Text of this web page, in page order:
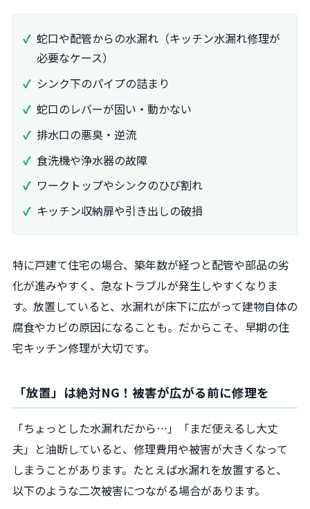
蛇口や配管からの水漏れ（キッチン水漏れ修理が
必要なケース）
シンク下のパイプの詰まり
蛇口のレバーが固い・動かない
排水口の悪臭・逆流
食洗機や浄水器の故障
ワークトップやシンクのひび割れ
キッチン収納扉や引き出しの破損
特に戸建て住宅の場合、築年数が経つと配管や部品の劣
化が進みやすく、急なトラブルが発生しやすくなりま
す。放置していると、水漏れが床下に広がって建物自体の
腐食やカビの原因になることも。だからこそ、早期の住
宅キッチン修理が大切です。
「放置」は絶対NG！被害が広がる前に修理を
「ちょっとした水漏れだから…」「まだ使えるし大丈
夫」と油断していると、修理費用や被害が大きくなって
しまうことがあります。たとえば水漏れを放置すると、
以下のような二次被害につながる場合があります。